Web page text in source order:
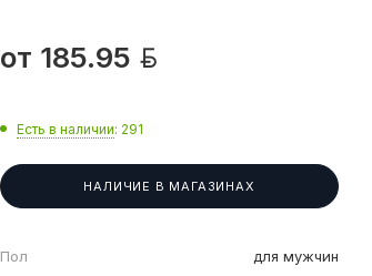
от 185.95 
Есть в наличии: 291
НАЛИЧИЕ В МАГАЗИНАХ
Пол
для мужчин